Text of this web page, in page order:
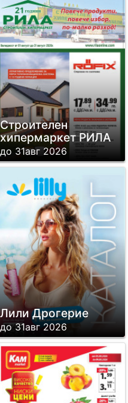
Строителен
хипермаркет РИЛА
до 31авг 2026
Лили Дрогерие
до 31авг 2026